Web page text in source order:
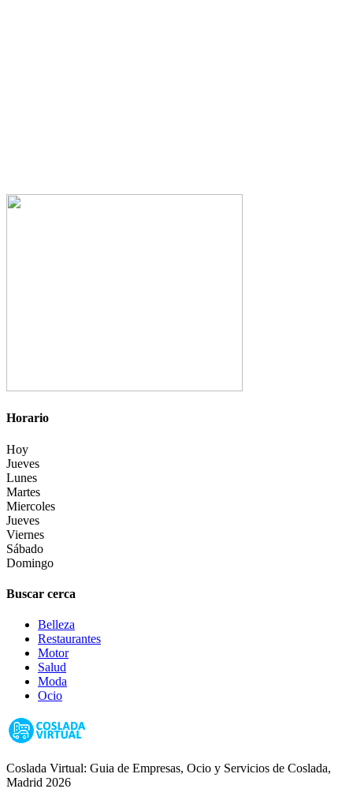
Horario
Hoy
Jueves
Lunes
Martes
Miercoles
Jueves
Viernes
Sábado
Domingo
Buscar cerca
Belleza
Restaurantes
Motor
Salud
Moda
Ocio
Coslada Virtual: Guia de Empresas, Ocio y Servicios de Coslada,
Madrid 2026